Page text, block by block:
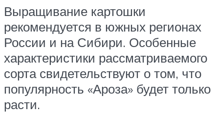
Выращивание картошки
рекомендуется в южных регионах
России и на Сибири. Особенные
характеристики рассматриваемого
сорта свидетельствуют о том, что
популярность «Ароза» будет только
расти.